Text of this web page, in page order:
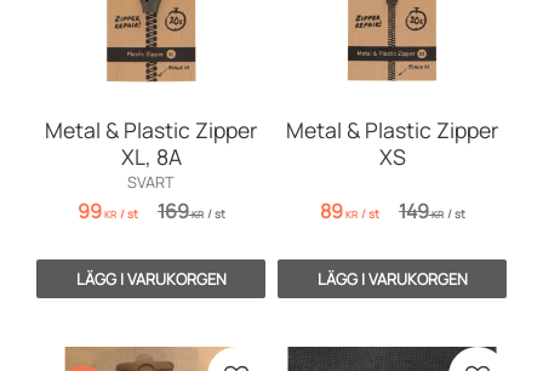
Metal & Plastic Zipper
XL, 8A
SVART
99KR /st 169KR /st
Metal & Plastic Zipper
XS
89KR /st 149KR /st